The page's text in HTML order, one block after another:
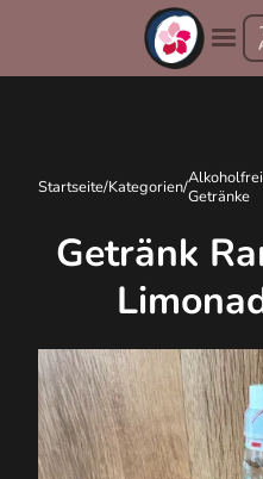
Startseite/Kategorien/Getränke
Getränk